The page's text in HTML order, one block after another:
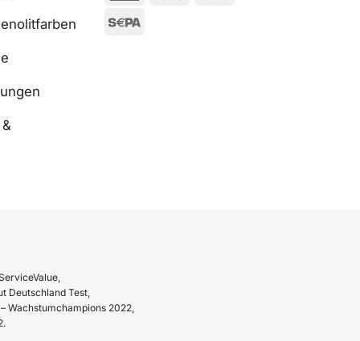
Deutschland Test,
Wachstumchampions 2022,